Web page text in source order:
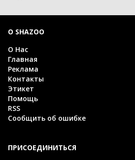
О SHAZOO
О Нас
Главная
Реклама
Контакты
Этикет
Помощь
RSS
Сообщить об ошибке
ПРИСОЕДИНИТЬСЯ